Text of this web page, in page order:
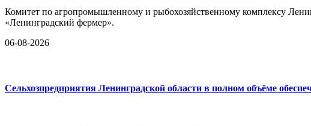
Комитет по агропромышленному и рыбохозяйственному комплексу
«Ленинградский фермер».
06-08-2026
Сельхозпредприятия Ленинградской области в полном объёме